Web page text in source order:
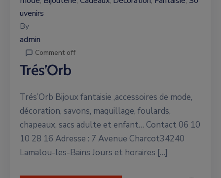
uvenirs
By
admin
Comment off
Trés’Orb
Trés’Orb Bijoux fantaisie ,accessoires de mode,
décoration, savons, maquillage, foulards,
chapeaux, sacs adulte et enfant… Contact 06 10
10 28 16 Adresse : 7 Avenue Charcot34240
Lamalou-les-Bains Jours et horaires […]